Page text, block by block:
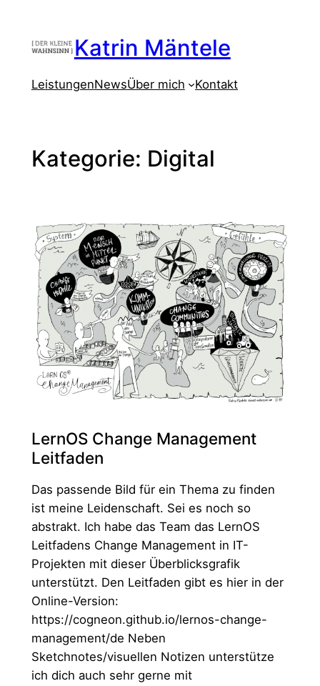
springen
Katrin Mäntele
LeistungenNewsÜber mich Kontakt
Kategorie: Digital
LernOS Change Management
Leitfaden
Das passende Bild für ein Thema zu finden
ist meine Leidenschaft. Sei es noch so
abstrakt. Ich habe das Team das LernOS
Leitfadens Change Management in IT-
Projekten mit dieser Überblicksgrafik
unterstützt. Den Leitfaden gibt es hier in der
Online-Version:
https://cogneon.github.io/lernos-change-
management/de Neben
Sketchnotes/visuellen Notizen unterstütze
ich dich auch sehr gerne mit